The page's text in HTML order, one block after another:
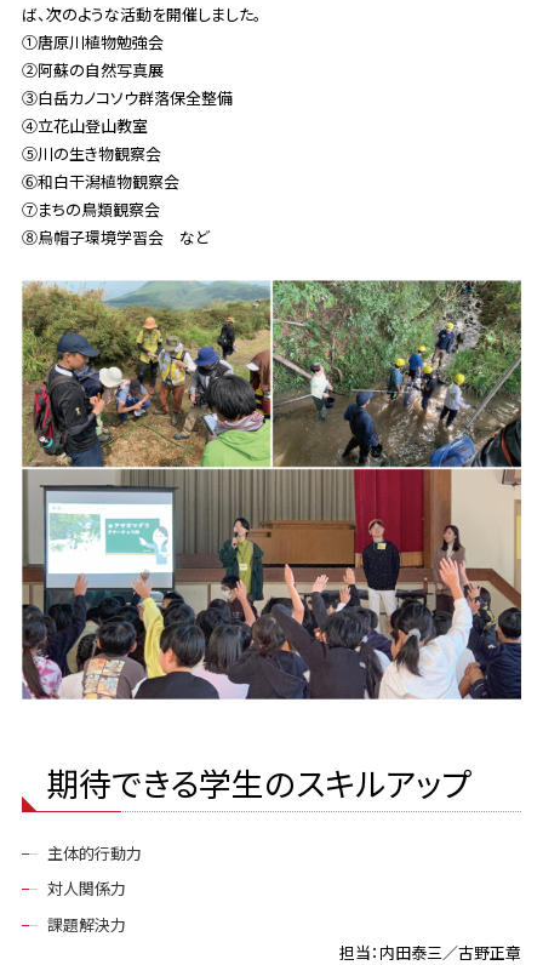
ば、次のような活動を開催しました。
①唐原川植物勉強会
②阿蘇の自然写真展
③白岳カノコソウ群落保全整備
④立花山登山教室
⑤川の生き物観察会
⑥和白干潟植物観察会
⑦まちの鳥類観察会
⑧烏帽子環境学習会 など
期待できる学生のスキルアップ
主体的行動力
対人関係力
課題解決力
担当：内田泰三／古野正章